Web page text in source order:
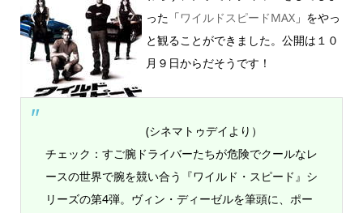
った「ワイルドスピードMAX」をやっ
と観ることができました。公開は１０
月９日からだそうです！
(シネマトゥデイより）
チェック：すご腕ドライバーたちが危険でクールなレ
ースの世界で腕を競い合う『ワイルド・スピード』シ
リーズの第4弾。ヴィン・ディーゼルを筆頭に、ポー